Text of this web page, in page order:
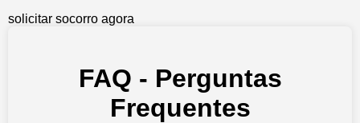
solicitar socorro agora
FAQ - Perguntas
Frequentes